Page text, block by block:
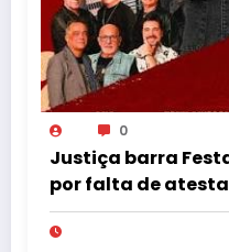
0
Justiça barra
por falta de